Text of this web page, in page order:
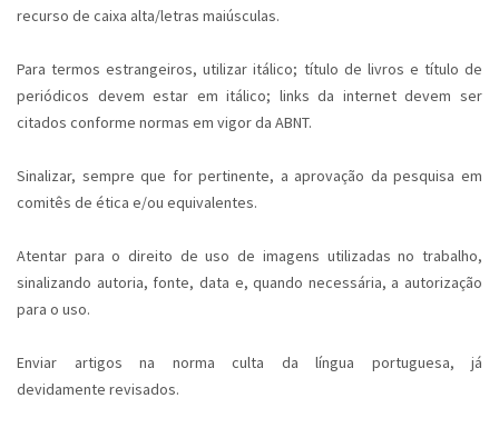
recurso de caixa alta/letras maiúsculas.
Para termos estrangeiros, utilizar itálico; título de livros e título de
periódicos devem estar em itálico; links da internet devem ser
citados conforme normas em vigor da ABNT.
Sinalizar, sempre que for pertinente, a aprovação da pesquisa em
comitês de ética e/ou equivalentes.
Atentar para o direito de uso de imagens utilizadas no trabalho,
sinalizando autoria, fonte, data e, quando necessária, a autorização
para o uso.
Enviar artigos na norma culta da língua portuguesa, já
devidamente revisados.